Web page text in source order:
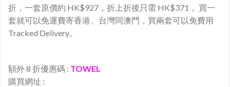
折，一套原價約 HK$927，折上折後只需 HK$371， 買一
套就可以免運費寄香港、台灣同澳門，買兩套可以免費用
Tracked Delivery。
額外 8 折優惠碼 : TOWEL
購買網址 :